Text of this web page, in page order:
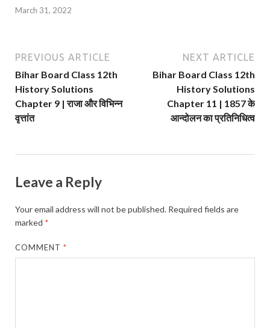
March 31, 2022
PREVIOUS ARTICLE
Bihar Board Class 12th
History Solutions
Chapter 9 | राजा और विभिन्न
वृत्तांत
NEXT ARTICLE
Bihar Board Class 12th
History Solutions
Chapter 11 | 1857 के
आन्दोलन का प्रतिनिधित्व
Leave a Reply
Your email address will not be published. Required fields are
marked *
COMMENT*